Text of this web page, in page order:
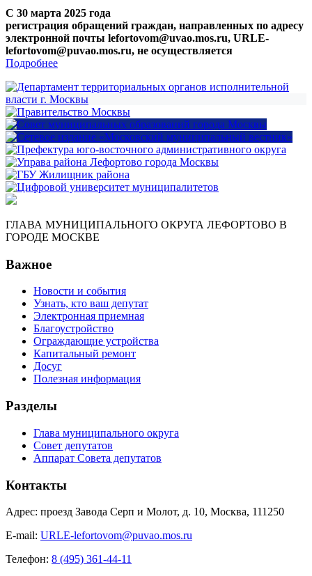
С 30 марта 2025 года
регистрация обращений граждан, направленных по адресу
электронной почты lefortovom@uvao.mos.ru, URLE-
lefortovom@puvao.mos.ru, не осуществляется
Подробнее
ГЛАВА МУНИЦИПАЛЬНОГО ОКРУГА ЛЕФОРТОВО В
ГОРОДЕ МОСКВЕ
Важное
Новости и события
Узнать, кто ваш депутат
Электронная приемная
Благоустройство
Ограждающие устройства
Капитальный ремонт
Досуг
Полезная информация
Разделы
Глава муниципального округа
Совет депутатов
Аппарат Совета депутатов
Контакты
Адрес: проезд Завода Серп и Молот, д. 10, Москва, 111250
E-mail: URLE-lefortovom@puvao.mos.ru
Телефон: 8 (495) 361-44-11